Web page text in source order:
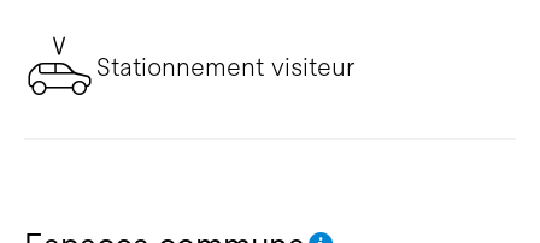
Stationnement visiteur